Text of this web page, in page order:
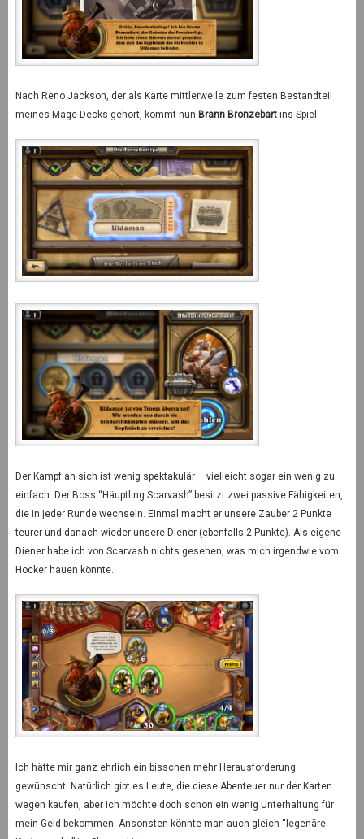
Nach Reno Jackson, der als Karte mittlerweile zum festen Bestandteil
meines Mage Decks gehört, kommt nun Brann Bronzebartins Spiel.
Der Kampf an sich ist wenig spektakulär – vielleicht sogar ein wenig zu
einfach. Der Boss “Häuptling Scarvash” besitzt zwei passive Fähigkeiten,
die in jeder Runde wechseln. Einmal macht er unsere Zauber 2 Punkte
teurer und danach wieder unsere Diener (ebenfalls 2 Punkte). Als eigene
Diener habe ich von Scarvash nichts gesehen, was mich irgendwie vom
Hocker hauen könnte.
Ich hätte mir ganz ehrlich ein bisschen mehr Herausforderung
gewünscht. Natürlich gibt es Leute, die diese Abenteuer nur der Karten
wegen kaufen, aber ich möchte doch schon ein wenig Unterhaltung für
mein Geld bekommen. Ansonsten könnte man auch gleich “legenäre